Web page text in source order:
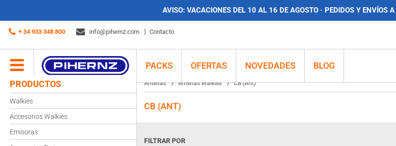
AVISO: VACACIONES DEL 10 AL 16 DE AGOSTO · PEDIDOS Y ENVÍOS
+ 34 933 348 800 info@pihernz.com Contacto
PACKS OFERTAS NOVEDADES
BLOG
PRODUCTOS
Walkies
Accesorios Walkies
Emisoras
Antenas Antenas Walkies CB (Ant)
CB (ANT)
FILTRAR POR